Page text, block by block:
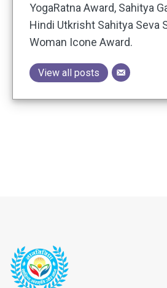
YogaRatna Award, Sahitya
Hindi Utkrisht Sahitya Seva
Woman Icone Award.
View all posts